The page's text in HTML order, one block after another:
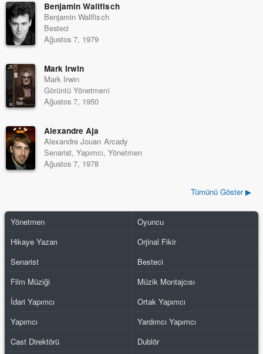
Benjamin Wallfisch
Benjamin Wallfisch
Besteci
Ağustos 7, 1979
Mark Irwin
Mark Irwin
Görüntü Yönetmeni
Ağustos 7, 1950
Alexandre Aja
Alexandre Jouan Arcady
Senarist, Yapımcı, Yönetmen
Ağustos 7, 1978
Tümünü Göster ▶
Yönetmen
Oyuncu
Hikaye Yazarı
Orjinal Fikir
Senarist
Besteci
Film Müziği
Müzik Montajcısı
İdari Yapımcı
Ortak Yapımcı
Yapımcı
Yardımcı Yapımcı
Cast Direktörü
Dublör